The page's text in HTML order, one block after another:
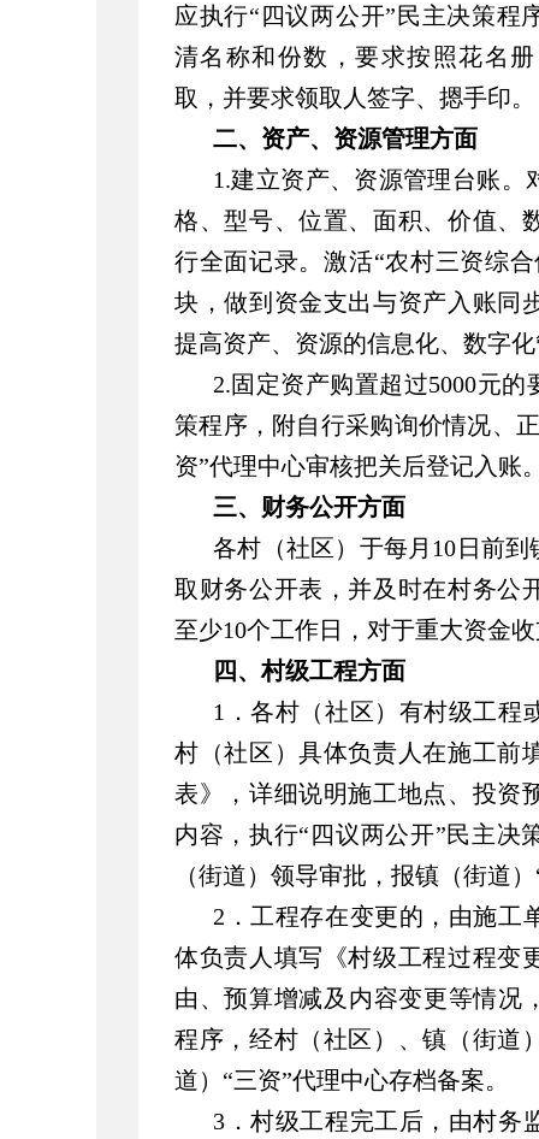
应执行“四议两公开”民主决策程
清名称和份数，要求按照花名
取，并要求领取人签字、摁手印。
二、资产、资源管理方面
1.建立资产、资源管理台账
格、型号、位置、面积、价值、
行全面记录。激活“农村三资综
块，做到资金支出与资产入账同
提高资产、资源的信息化、数字
2.固定资产购置超过5000元
策程序，附自行采购询价情况、
资”代理中心审核把关后登记入账
三、财务公开方面
各村（社区）于每月10日前
取财务公开表，并及时在村务公
至少10个工作日，对于重大资金
四、村级工程方面
1．各村（社区）有村级工程
村（社区）具体负责人在施工前
表》，详细说明施工地点、投资
内容，执行“四议两公开”民主决
（街道）领导审批，报镇（街道
2．工程存在变更的，由施工
体负责人填写《村级工程过程变
由、预算增减及内容变更等情况
程序，经村（社区）、镇（街道
道）“三资”代理中心存档备案。
3．村级工程完工后，由村务